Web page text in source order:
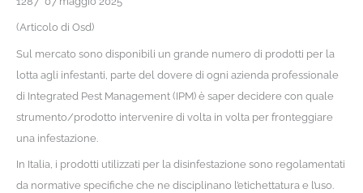
(Articolo di Osd)
Sul mercato sono disponibili un grande numero di prodotti per la
lotta agli infestanti, parte del dovere di ogni azienda professionale
di Integrated Pest Management (IPM) è saper decidere con quale
strumento/prodotto intervenire di volta in volta per fronteggiare
una infestazione.
In Italia, i prodotti utilizzati per la disinfestazione sono regolamentati
da normative specifiche che ne disciplinano l’etichettatura e l’uso.